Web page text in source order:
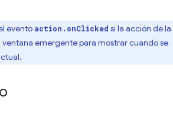
evento action.onClicked si la acción de la
emergente para mostrar cuando se